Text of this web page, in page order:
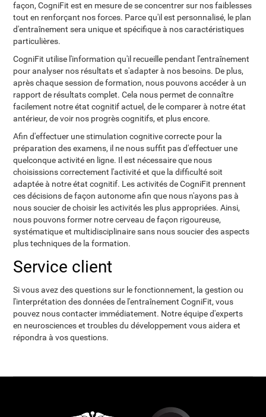
façon, CogniFit est en mesure de se concentrer sur nos faiblesses
tout en renforçant nos forces. Parce qu'il est personnalisé, le plan
d'entraînement sera unique et spécifique à nos caractéristiques
particulières.
CogniFit utilise l'information qu'il recueille pendant l'entraînement
pour analyser nos résultats et s'adapter à nos besoins. De plus,
après chaque session de formation, nous pouvons accéder à un
rapport de résultats complet. Cela nous permet de connaître
facilement notre état cognitif actuel, de le comparer à notre état
antérieur, de voir nos progrès cognitifs, et plus encore.
Afin d'effectuer une stimulation cognitive correcte pour la
préparation des examens, il ne nous suffit pas d'effectuer une
quelconque activité en ligne. Il est nécessaire que nous
choisissions correctement l'activité et que la difficulté soit
adaptée à notre état cognitif. Les activités de CogniFit prennent
ces décisions de façon autonome afin que nous n'ayons pas à
nous soucier de choisir les activités les plus appropriées. Ainsi,
nous pouvons former notre cerveau de façon rigoureuse,
systématique et multidisciplinaire sans nous soucier des aspects
plus techniques de la formation.
Service client
Si vous avez des questions sur le fonctionnement, la gestion ou
l'interprétation des données de l'entraînement CogniFit, vous
pouvez nous contacter immédiatement. Notre équipe d'experts
en neurosciences et troubles du développement vous aidera et
répondra à vos questions.